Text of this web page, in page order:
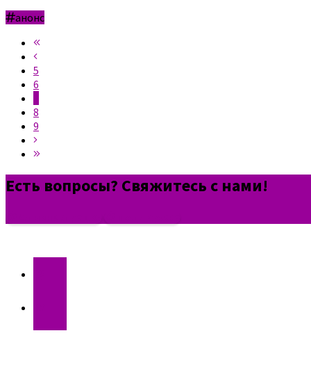
анонс
5
6
8
9
Есть вопросы? Свяжитесь с нами!